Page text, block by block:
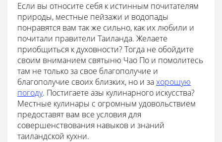
Если вы относите себя к истинным почитателям
природы, местные пейзажи и водопады
понравятся вам так же сильно, как их любили и
почитали правители Таиланда. Желаете
приобщиться к духовности? Тогда не обойдите
своим вниманием святыню Чао По и помолитесь
там не только за свое благополучие и
благополучие своих близких, но и захорошую
погоду. Постигаете азы кулинарного искусства?
Местные кулинары с огромным удовольствием
предоставят вам все условия для
совершенствования навыков и знаний
таиландской кухни.